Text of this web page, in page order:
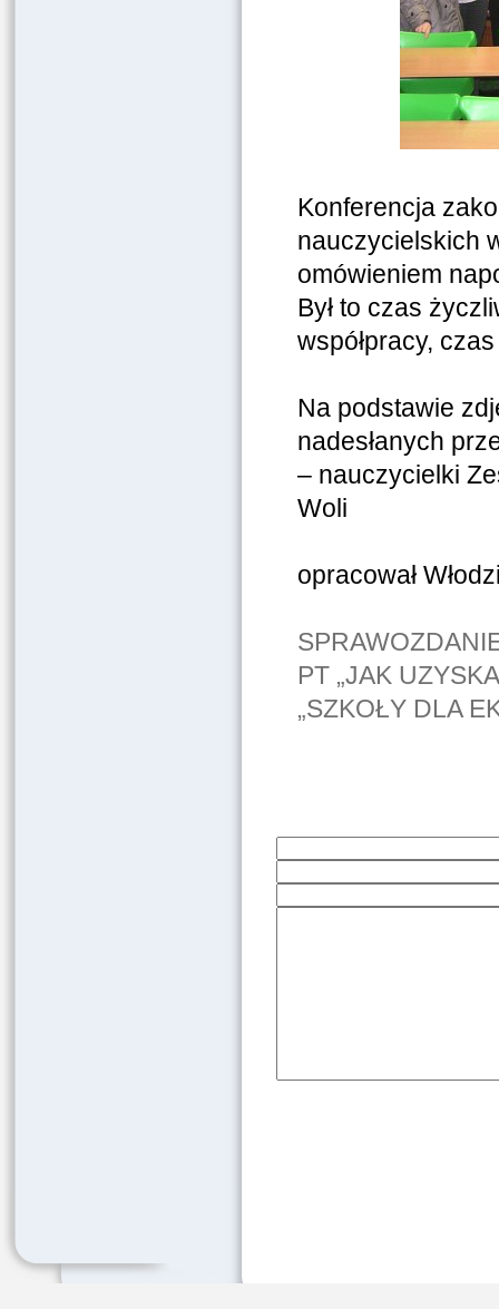
Konferencja
nauczycielskich
omówieniem
Był to czas
współpracy,
Na podstawie
nadesłanych
– nauczycielki
Woli
opracował
PT „JAK
„SZKOŁY DLA